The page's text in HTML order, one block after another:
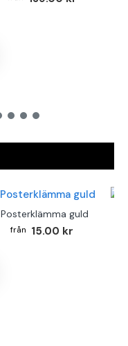
Posterklämma guld
15.00 kr